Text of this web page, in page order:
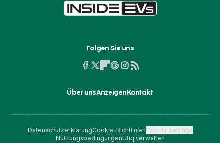
Folgen Sie uns
Über unsAnzeigenKontakt
DatenschutzerklärungCookie-RichtlinienCookie Settings
NutzungsbedingungenUtiq verwalten